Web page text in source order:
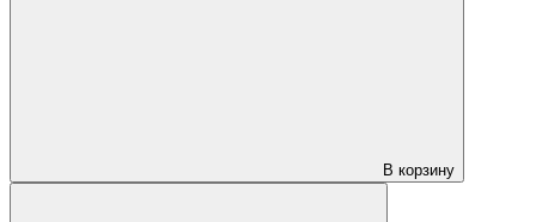
В корзину